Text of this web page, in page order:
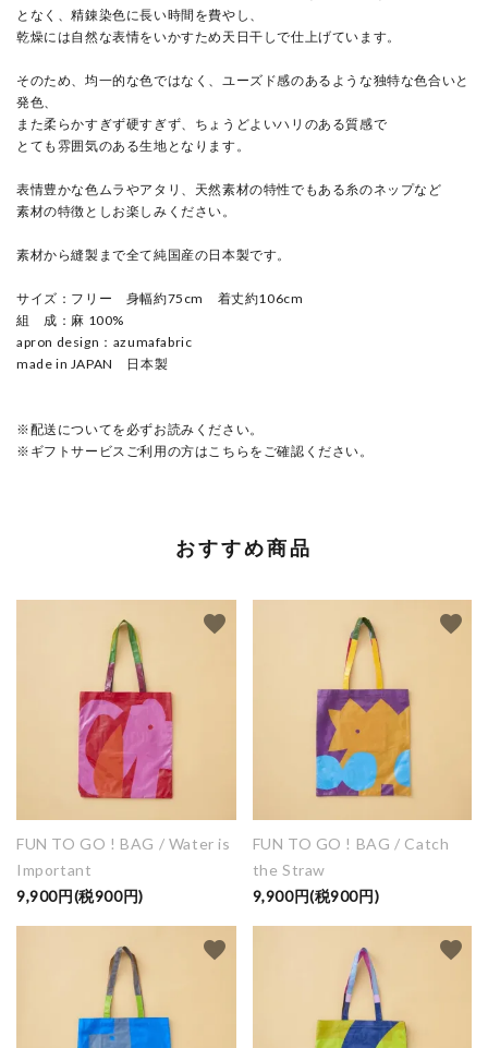
となく、精錬染色に長い時間を費やし、
乾燥には自然な表情をいかすため天日干しで仕上げています。
そのため、均一的な色ではなく、ユーズド感のあるような独特な色合いと
発色、
また柔らかすぎず硬すぎず、ちょうどよいハリのある質感で
とても雰囲気のある生地となります。
表情豊かな色ムラやアタリ、天然素材の特性でもある糸のネップなど
素材の特徴としお楽しみください。
素材から縫製まで全て純国産の日本製です。
サイズ：フリー 身幅約75cm 着丈約106cm
組 成：麻 100%
apron design：azumafabric
made in JAPAN 日本製
※配送についてを必ずお読みください。
※ギフトサービスご利用の方はこちらをご確認ください。
おすすめ商品
FUN TO GO ! BAG / Water is
Important
9,900円(税900円)
favorite
FUN TO GO ! BAG / Catch
the Straw
9,900円(税900円)
favorite
favorite favorite